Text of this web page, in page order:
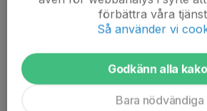
förbättra våra
Så använder vi
Godkänn alla
Bara nödvändiga